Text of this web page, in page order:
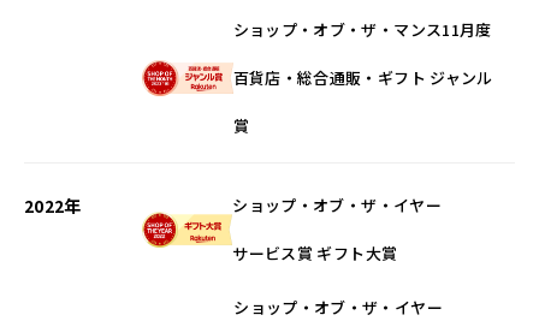
ショップ・オブ・ザ・マンス11月度
百貨店・総合通販・ギフト ジャンル
賞
2022年 ショップ・オブ・ザ・イヤー
サービス賞 ギフト大賞
ショップ・オブ・ザ・イヤー